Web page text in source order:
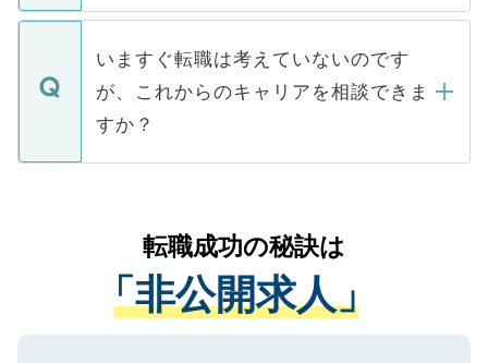
関を公にしてしまうと、応募が殺到する場
に、医療機関が求める条件に合った人材の
みを人材紹介会社に依頼するケースが増え
ています。
定を承諾する必要はありません。内定先へ
の辞退の連絡はキャリアパートナーが行い
個人情報が漏えいすることはありませんの
で、ご安心ください。当サイトからの登録
などで収集したご登録者様の個人情報は、
ご本人のキャリアアップおよび転職活動の
支援を目的に使用いたします。お預かりし
ているすべての個人データはご本人の許可
は、個人情報の取り扱いについての厳密な
管理基準を満たした事業者のみに付与され
る、プライバシーマークを取得済みです。
いますぐ転職は考えていないのです
が、これからのキャリアを相談できま
すか？
かがいして、現在の医療機関の状況や紹介
経験をまじえながら、適切なアドバイスを
させていただきます。すぐにご転職をされ
ない方には、長期的なサポートが可能です
ので、まずはご登録ください。
転職成功の秘訣は
「非公開求人」